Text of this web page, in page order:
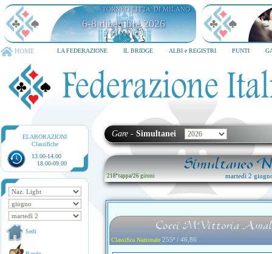
TORNEO CITTA' DI MILANO
6-8 dicembre 2026
HOME LA FEDERAZIONE IL BRIDGE ALBI e REGISTRI PUNTI
ELABORAZIONI
Classifiche
13.00-14.00
18.00-09.00
Sedi
Gare - Simultanei
Simultaneo
218ª tappa/26 gironi martedì 2
Cocci M.vittoria
Classifica Nazionale 255ª / 46,86